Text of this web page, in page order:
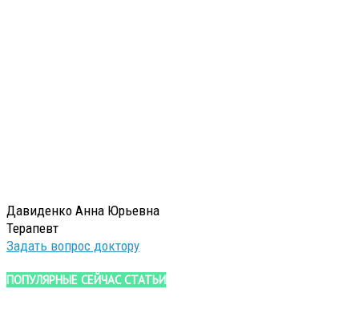
Давиденко Анна Юрьевна
Терапевт
Задать вопрос доктору
ПОПУЛЯРНЫЕ СЕЙЧАС СТАТЬИ